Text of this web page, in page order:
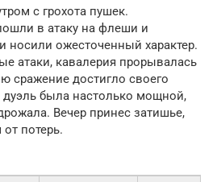
с грохота пушек.
в атаку на флеши и
носили ожесточенный характер.
атаки, кавалерия прорывалась
сражение достигло своего
дуэль была настолько мощной,
Вечер принес затишье,
потерь.